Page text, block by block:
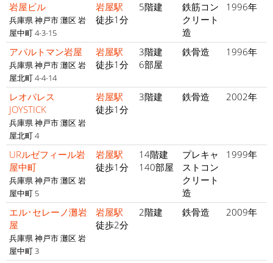
岩屋ビル
兵庫県 神戸市 灘区 岩
屋中町 4-3-15
岩屋駅
徒歩1分
5階建
鉄筋コン
クリート
造
1996年
アパルトマン岩屋
兵庫県 神戸市 灘区 岩
屋北町 4-4-14
岩屋駅
徒歩1分
3階建
6部屋
鉄骨造 1996年
レオパレス
JOYSTICK
兵庫県 神戸市 灘区 岩
屋北町 4
岩屋駅
徒歩1分
3階建 鉄骨造 2002年
URルゼフィール岩
屋中町
兵庫県 神戸市 灘区 岩
屋中町 5
岩屋駅
徒歩1分
14階建
140部屋
プレキャ
ストコン
クリート
造
1999年
エル･セレーノ灘岩
屋
兵庫県 神戸市 灘区 岩
屋中町 3
岩屋駅
徒歩2分
2階建 鉄骨造 2009年